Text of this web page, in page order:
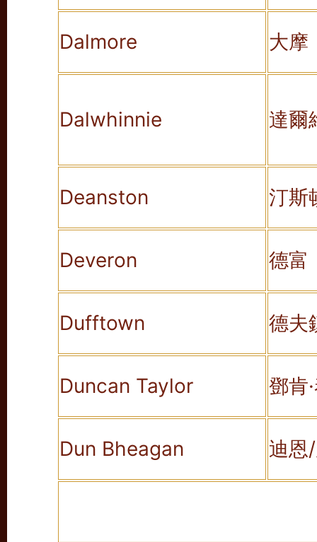
Dalmore 大摩
Dalwhinnie 達爾
Deanston 汀斯
Deveron 德富
Dufftown 德夫
Duncan Taylor 鄧肯
Dun Bheagan 迪恩